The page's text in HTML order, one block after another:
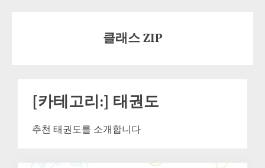
클래스 ZIP
[카테고리:] 태권도
추천 태권도를 소개합니다